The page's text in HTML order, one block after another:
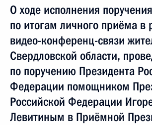
О ходе исполнения
по итогам личного приёма в
видео-конференц-связи
Свердловской области,
по поручению Президента
Федерации помощником
Российской Федерации
Левитиным в Приёмной